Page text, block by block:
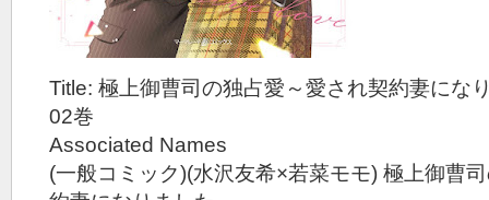
Title: 極上御曹司の独占愛～愛され契約妻にな
02巻
Associated Names
(一般コミック)(水沢友希×若菜モモ) 極上御曹